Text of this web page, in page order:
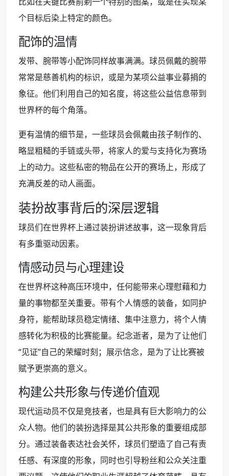
个目标后染上特定的颜色。
配饰的温情
发带、腕带等小配饰同样故事满满。球员佩戴的腕带
常常是慈善机构的标识，或是为某项公益事业募捐的
象征。他们利用自己的知名度，将这些公益信息带到
世界杯的每个角落。
更有温情的细节是，一些球员会佩戴由孩子制作的、
略显粗糙的手链或头带，将家人的爱与支持化为赛场
上的动力。这些私密的物品在公开的赛场上，形成了
充满反差的动人画面。
装扮故事背后的深层逻辑
球员们在世界杯上通过装扮讲述故事，这一现象背后
有多重驱动因素。
情感动员与心理建设
在世界杯这种高压环境中，任何能带来心理慰藉和力
量的事物都至关重要。带有个人情感的装备，如同护
身符，能帮助球员稳定情绪、集中注意力，将个人情
感转化为积极的比赛能量。纪念逝者，是为了让他们
“见证”自己的荣耀时刻；展示信念，是为了让比赛被
赋予更崇高的意义。
构建公共形象与传递价值观
现代运动员不仅是竞技者，也是具有巨大影响力的公
众人物。他们的装扮选择是其公共形象的重要组成部
分。通过装备表达社会关怀，球员们塑造了自己有责
任感、有深度的形象，同时也引导粉丝和公众关注重